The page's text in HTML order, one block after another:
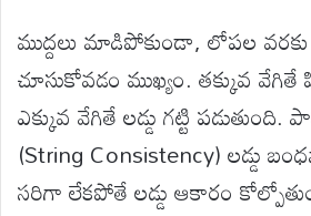
ముద్దలు మాడిపోకుండా, లోపల
చూసుకోవడం ముఖ్యం. తక్కువ వేగితే
ఎక్కువ వేగితే లడ్డు గట్టి
(String Consistency) లడ్డు
సరిగా లేకపోతే లడ్డు ఆకారం